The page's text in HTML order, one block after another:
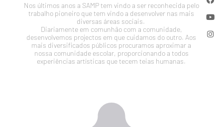
Nos últimos anos a SAMP tem vindo a ser reconhecida pelo
trabalho pioneiro que tem vindo a desenvolver nas mais
diversas áreas sociais.
Diariamente em comunhão com a comunidade,
desenvolvemos projectos em que cuidamos do outro. Aos
mais diversificados públicos procuramos aproximar a
nossa comunidade escolar, proporcionando a todos
experiências artísticas que tecem teias humanas.